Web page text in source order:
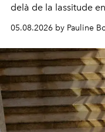
delà de la lassitude
personnages
05.08.2026 by Pauline